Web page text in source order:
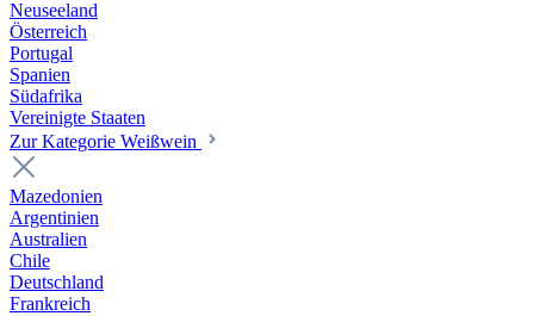
Neuseeland
Österreich
Portugal
Spanien
Südafrika
Vereinigte Staaten
Zur Kategorie Weißwein
Mazedonien
Argentinien
Australien
Chile
Deutschland
Frankreich